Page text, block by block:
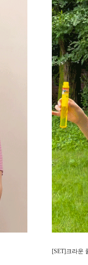
[SET]크라운